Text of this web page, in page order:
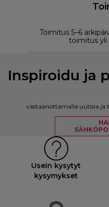
Toimitus 5–6
toimitus yli
Inspiroidu ja
vastaanottamalla uutisia ja
Usein kysytyt
kysymykset